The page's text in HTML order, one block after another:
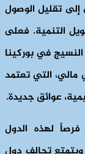
إلى تقليل الوصول
التنمية. فعلى
في بوركينا
مالي، التي تعتمد
عوائق جديدة.
لهذه الدول